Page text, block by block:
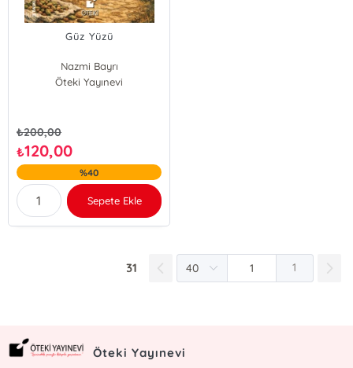
Güz Yüzü
Nazmi Bayrı
Öteki Yayınevi
₺200,00
₺120,00
%40
Sepete Ekle
31 1
Öteki Yayınevi